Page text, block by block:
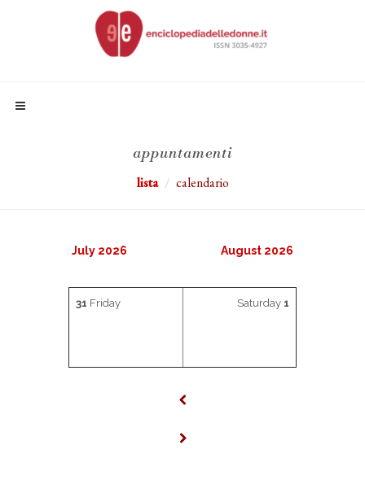
appuntamenti
lista calendario
July 2026 August 2026
31 Friday Saturday 1